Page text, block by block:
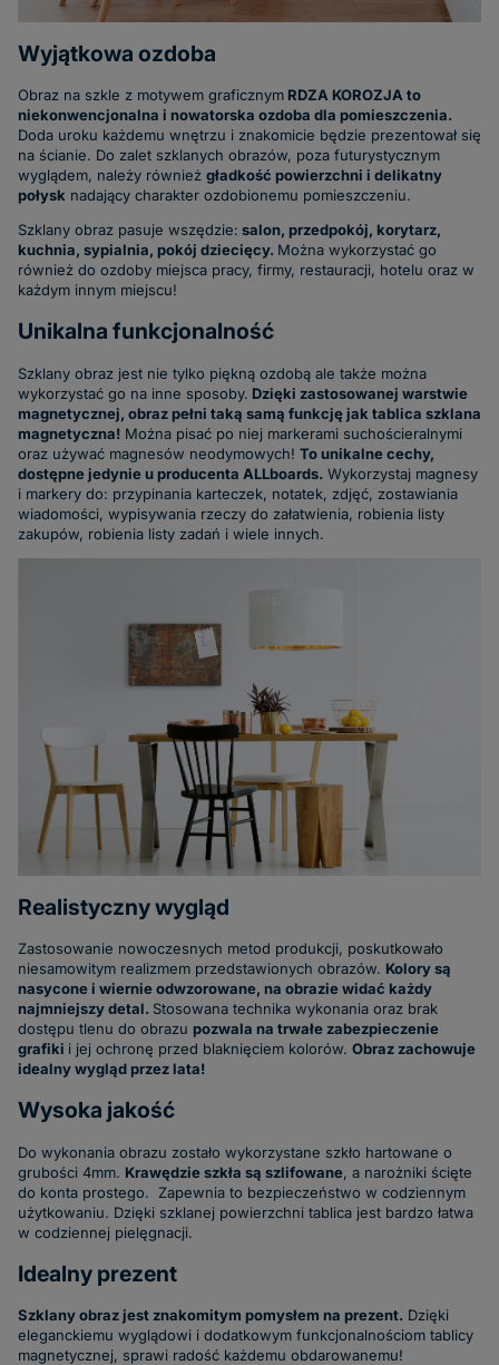
Wyjątkowa ozdoba
Obraz na szkle z motywem graficznym RDZA KOROZJA to
niekonwencjonalna i nowatorska ozdoba dla pomieszczenia.
Doda uroku każdemu wnętrzu i znakomicie będzie prezentował się
na ścianie. Do zalet szklanych obrazów, poza futurystycznym
wyglądem, należy również gładkość powierzchni i delikatny
połysk nadający charakter ozdobionemu pomieszczeniu.
Szklany obraz pasuje wszędzie: salon, przedpokój, korytarz,
kuchnia, sypialnia, pokój dziecięcy. Można wykorzystać go
również do ozdoby miejsca pracy, firmy, restauracji, hotelu oraz w
każdym innym miejscu!
Unikalna funkcjonalność
Szklany obraz jest nie tylko piękną ozdobą ale także można
wykorzystać go na inne sposoby. Dzięki zastosowanej warstwie
magnetycznej, obraz pełni taką samą funkcję jak tablica szklana
magnetyczna! Można pisać po niej markerami suchościeralnymi
oraz używać magnesów neodymowych! To unikalne cechy,
dostępne jedynie u producenta ALLboards. Wykorzystaj magnesy
i markery do: przypinania karteczek, notatek, zdjęć, zostawiania
wiadomości, wypisywania rzeczy do załatwienia, robienia listy
zakupów, robienia listy zadań i wiele innych.
Realistyczny wygląd
Zastosowanie nowoczesnych metod produkcji, poskutkowało
niesamowitym realizmem przedstawionych obrazów. Kolory są
nasycone i wiernie odwzorowane, na obrazie widać każdy
najmniejszy detal. Stosowana technika wykonania oraz brak
dostępu tlenu do obrazu pozwala na trwałe zabezpieczenie
grafiki i jej ochronę przed blaknięciem kolorów. Obraz zachowuje
idealny wygląd przez lata!
Wysoka jakość
Do wykonania obrazu zostało wykorzystane szkło hartowane o
grubości 4mm. Krawędzie szkła są szlifowane, a narożniki ścięte
do konta prostego. Zapewnia to bezpieczeństwo w codziennym
użytkowaniu. Dzięki szklanej powierzchni tablica jest bardzo łatwa
w codziennej pielęgnacji.
Idealny prezent
Szklany obraz jest znakomitym pomysłem na prezent. Dzięki
eleganckiemu wyglądowi i dodatkowym funkcjonalnościom tablicy
magnetycznej, sprawi radość każdemu obdarowanemu!